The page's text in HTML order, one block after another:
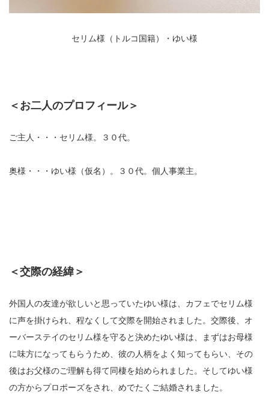
セリム様（トルコ国籍）・ゆい様
＜お二人のプロフィール＞
ご主人・・・セリム様。３０代。
奥様・・・ゆい様（仮名）。３０代。個人事業主。
＜交際の経緯＞
外国人の友達が欲しいと思っていたゆい様は、カフェでセリム様
に声を掛けられ、程なくして交際を開始されました。交際後、オ
ーバーステイのセリム様を守ると決めたゆい様は、まずはお母様
に味方になってもらうため、彼の人柄をよく知ってもらい、その
後はお父様のご理解も得て同棲を始められました。そしてゆい様
の方からプロポーズをされ、めでたくご結婚されました。